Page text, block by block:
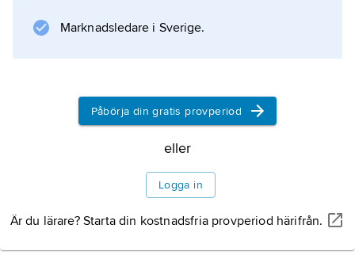
Information om artikeln
Marknadsledare i Sverige.
Påbörja din gratis provperiod
eller
Logga in
Är du lärare? Starta din kostnadsfria provperiod härifrån.